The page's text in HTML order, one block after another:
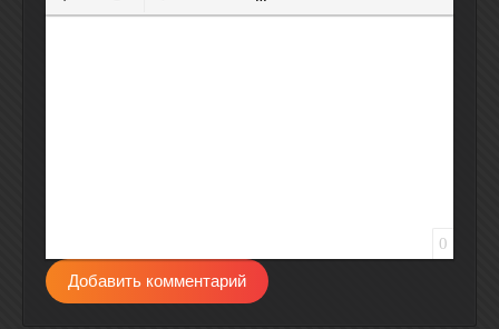
Вставить защищенную ссылку
Вставить смайлик
Вставка скрытого текста
Вставка цитаты
Вставка спойлера
0
Добавить комментарий